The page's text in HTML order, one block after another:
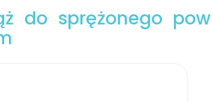
do sprężonego